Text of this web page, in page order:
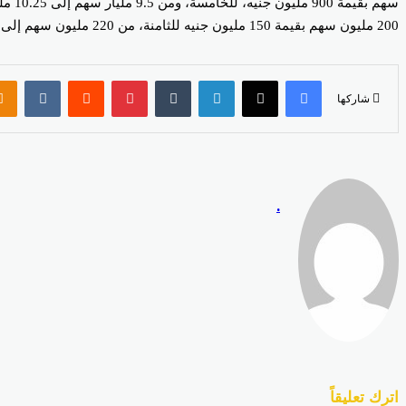
200 مليون سهم بقيمة 150 مليون جنيه للثامنة، من 220 مليون سهم إلى 242 مليون سهم بقيمة 22 مليون جنيه للتاسعة، من 896.4 مليون سهم إلى 1.061 مليار سهم بقيمة 82.3 مليون جنيه للعاشرة.
شاركها
فيسبوك‫X لينكدإن بينتيريست
.
اترك تعليقاً